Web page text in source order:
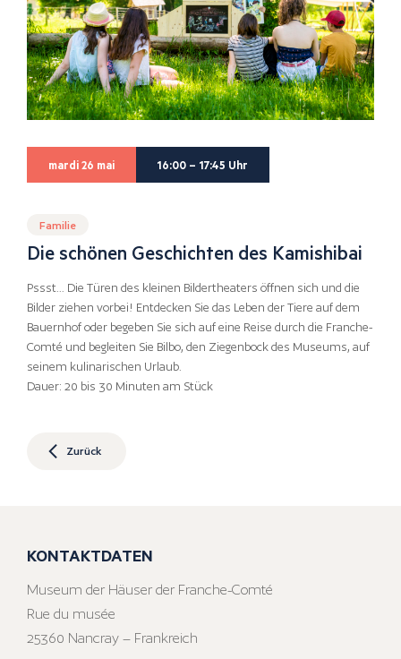
mardi 26 mai 16:00 – 17:45 Uhr
Familie
Die schönen Geschichten des Kamishibai
Pssst… Die Türen des kleinen Bildertheaters öffnen sich und die
Bilder ziehen vorbei! Entdecken Sie das Leben der Tiere auf dem
Bauernhof oder begeben Sie sich auf eine Reise durch die Franche-
Comté und begleiten Sie Bilbo, den Ziegenbock des Museums, auf
seinem kulinarischen Urlaub.
Dauer: 20 bis 30 Minuten am Stück
Zurück
KONTAKTDATEN
Museum der Häuser der Franche-Comté
Rue du musée
25360 Nancray – Frankreich